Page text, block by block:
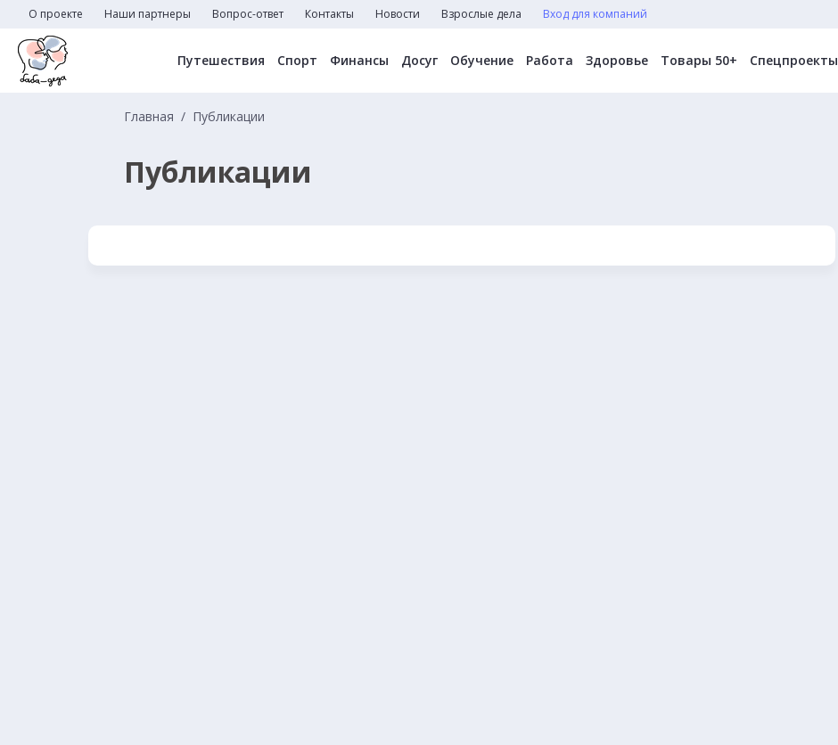
О проекте Наши партнеры Вопрос-ответ Контакты Новости Взрослые дела Вход для компаний
Путешествия Спорт Финансы Досуг Обучение Работа Здоровье Товары 50+ Спецпроекты
Главная Публикации
Публикации